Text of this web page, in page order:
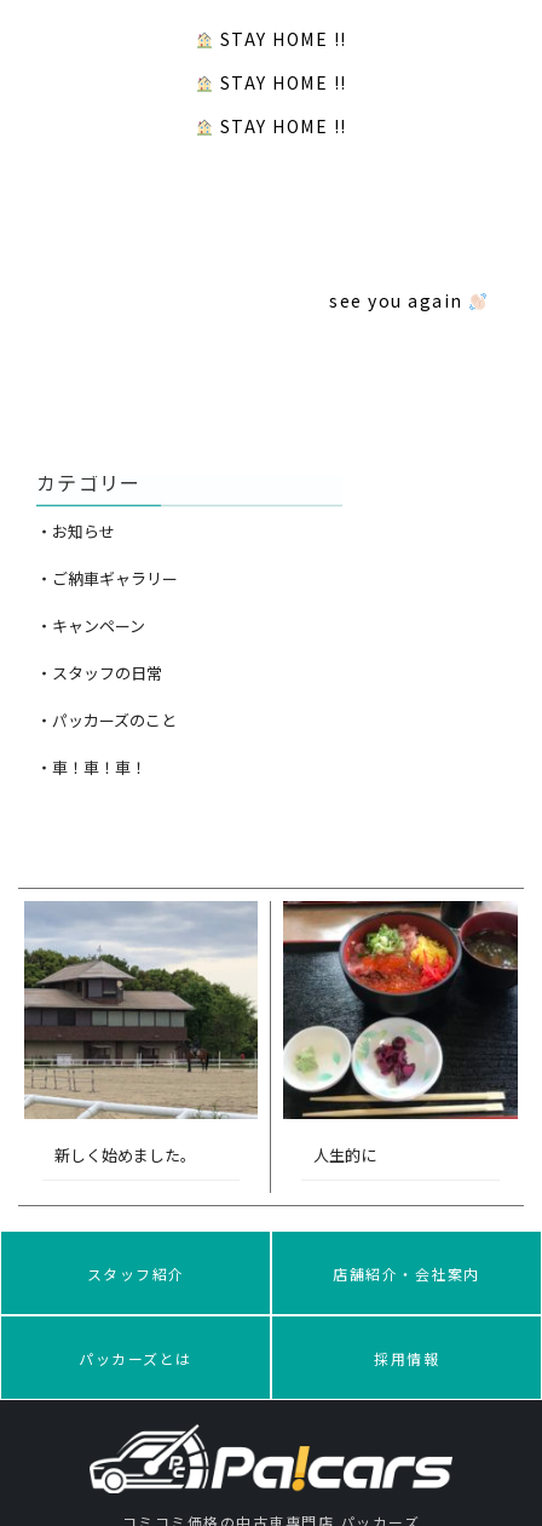
STAY HOME !!
STAY HOME !!
STAY HOME !!
see you again
カテゴリー
・お知らせ
・ご納車ギャラリー
・キャンペーン
・スタッフの日常
・パッカーズのこと
・車！車！車！
新しく始めました。 人生的に
スタッフ紹介 店舗紹介・会社案内
パッカーズとは 採用情報
コミコミ価格の中古車専門店 パッカーズ